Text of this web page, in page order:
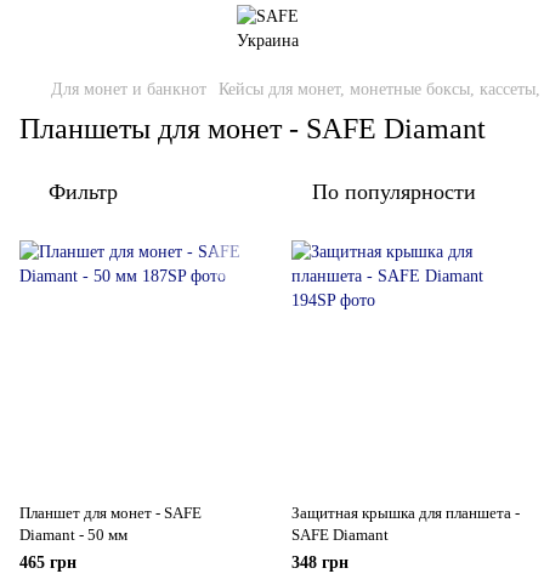
Для монет и банкнот Кейсы для монет, монетные боксы,
Планшеты для монет - SAFE Diamant
Фильтр По популярности
Планшет для монет - SAFE
Diamant - 50 мм
465 грн
Защитная крышка для планшета -
SAFE Diamant
348 грн